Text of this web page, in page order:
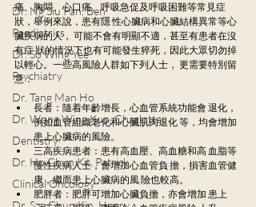
Dr. Ng Siu Pan, Ben
Paediatrics
Dr. So Wing Yee
Psychiatry
Dr. Tang Man Ho
Dr. Wong Wing Kun, Charlotte
Dentistry
Dr. Ho Chun Kit, Patrick
Clinical Oncology
痛、胸悶、心口痛、呼吸急促及呼吸困難等常見症
狀，舉例來說，患有隱 性心臟病和心臟結構異常等心
臟疾病的人， 可能不會有明顯不適，甚至有患者在沒
有症 狀的情況下也有可能發生猝死，因此大眾切勿掉
以輕心。一些高風險人群如下列人士， 更需要特別留
意：
長者：隨着年齡增長，心血管系統功能會 退化，
例如血管組織老化和心臟肌肉退化 等，均會增加
患上心臟病的風險。
三高疾病患者：患有高血壓、高血糖和高 血脂等
慢性疾病人士，會增加心血管負 擔，損害血管健
康，繼而患上心臟病的風 險也較高。
肥胖者：肥胖可增加心臟負擔，亦會增加 患上